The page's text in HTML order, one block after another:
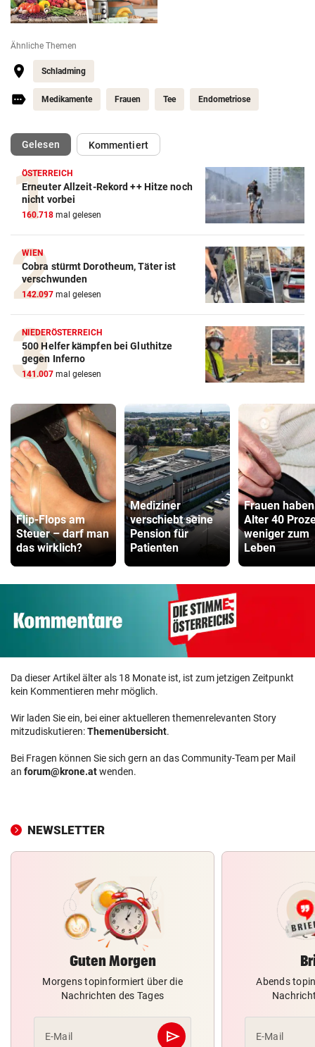
Ähnliche Themen
Schladming
Medikamente Frauen Tee Endometriose
Gelesen(ausgewählt)Kommentiert
ÖSTERREICH
Erneuter Allzeit-Rekord ++ Hitze noch
nicht vorbei
160.718 mal gelesen
WIEN
Cobra stürmt Dorotheum, Täter ist
verschwunden
142.097 mal gelesen
NIEDERÖSTERREICH
500 Helfer kämpfen bei Gluthitze
gegen Inferno
141.007 mal gelesen
Flip-Flops am
Steuer – darf man
das wirklich?
Mediziner
verschiebt seine
Pension für
Patienten
Frauen
Alter 40
weniger zum
Leben
Da dieser Artikel älter als 18 Monate ist, ist zum jetzigen Zeitpunkt
kein Kommentieren mehr möglich.
Wir laden Sie ein, bei einer aktuelleren themenrelevanten Story
mitzudiskutieren:Themenübersicht.
Bei Fragen können Sie sich gern an das Community-Team per Mail
an forum@krone.atwenden.
NEWSLETTER
Guten Morgen
Morgens topinformiert über die
Nachrichten des Tages
E-Mail send
Abschicken
Abends
E-Mail